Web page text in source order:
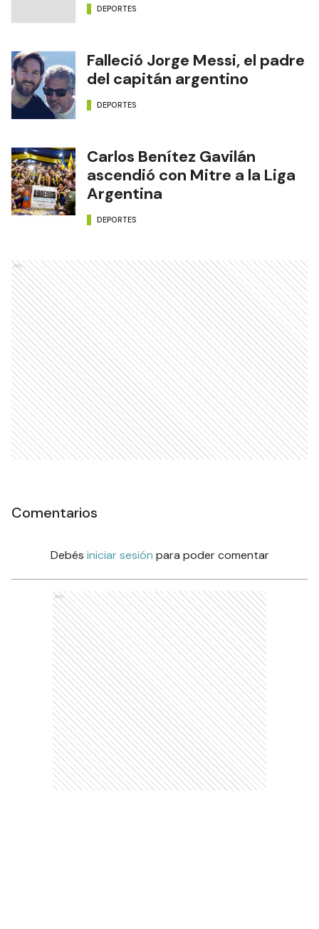
DEPORTES
Falleció Jorge Messi, el padre
del capitán argentino
DEPORTES
Carlos Benítez Gavilán
ascendió con Mitre a la Liga
Argentina
DEPORTES
Ads
Comentarios
Debés iniciar sesión para poder comentar
Ads